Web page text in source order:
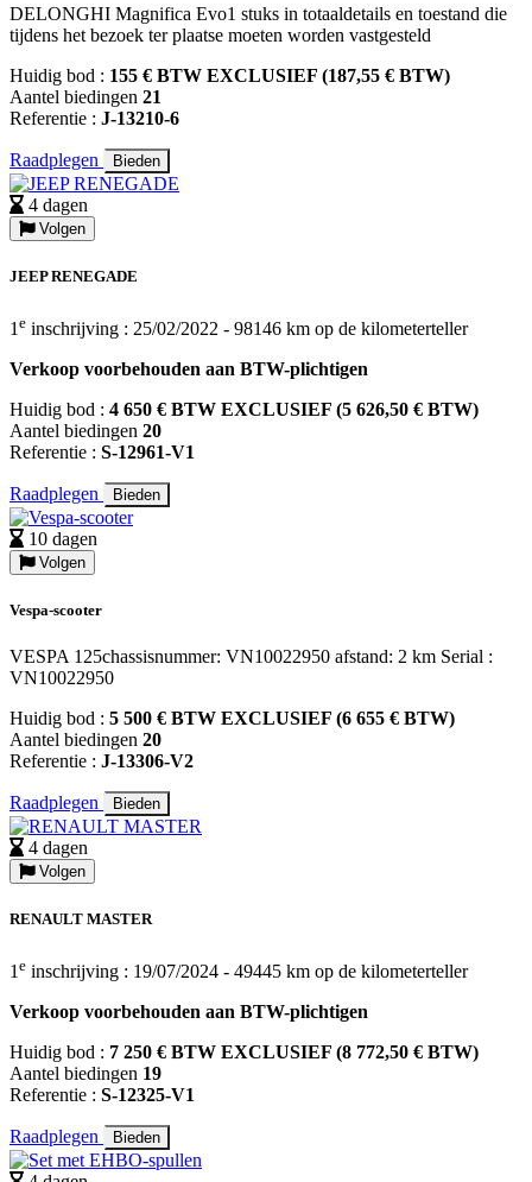
DELONGHI Magnifica Evo1 stuks in totaaldetails en toestand die
tijdens het bezoek ter plaatse moeten worden vastgesteld
Huidig bod : 155 € BTW EXCLUSIEF (187,55 € BTW)
Aantel biedingen 21
Referentie : J-13210-6
Raadplegen Bieden
4 dagen
Volgen
JEEP RENEGADE
1 e inschrijving : 25/02/2022 - 98146 km op de kilometerteller
Verkoop voorbehouden aan BTW-plichtigen
Huidig bod : 4 650 € BTW EXCLUSIEF (5 626,50 € BTW)
Aantel biedingen 20
Referentie : S-12961-V1
Raadplegen Bieden
10 dagen
Volgen
Vespa-scooter
VESPA 125chassisnummer: VN10022950 afstand: 2 km Serial :
VN10022950
Huidig bod : 5 500 € BTW EXCLUSIEF (6 655 € BTW)
Aantel biedingen 20
Referentie : J-13306-V2
Raadplegen Bieden
4 dagen
Volgen
RENAULT MASTER
1 e inschrijving : 19/07/2024 - 49445 km op de kilometerteller
Verkoop voorbehouden aan BTW-plichtigen
Huidig bod : 7 250 € BTW EXCLUSIEF (8 772,50 € BTW)
Aantel biedingen 19
Referentie : S-12325-V1
Raadplegen Bieden